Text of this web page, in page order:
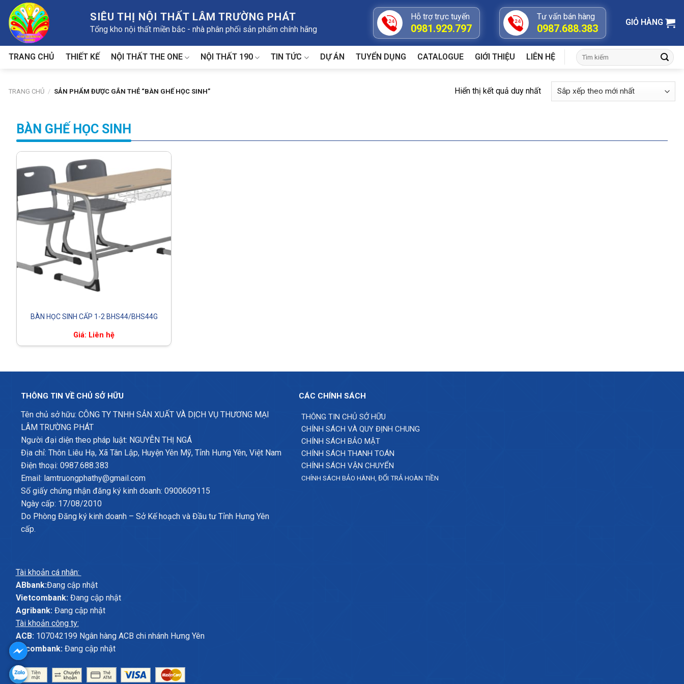
Skip
content
SIÊU THỊ NỘI THẤT LÂM TRƯỜNG PHÁT
Tổng kho nội thất miền bắc - nhà phân phối sản phẩm chính hãng
Hỗ trợ trực tuyến
0981.929.797
Tư vấn bán hàng
0987.688.383
GIỎ HÀNG
TRANG CHỦ THIẾT KẾ NỘI THẤT THE ONE NỘI THẤT 190 TIN TỨC DỰ ÁN TUYỂN DỤNG CATALOGUE GIỚI THIỆU LIÊN HỆ
Tìm
kiếm:
TRANG CHỦ / SẢN PHẨM ĐƯỢC GẮN THẺ “BÀN GHẾ HỌC SINH” Hiển thị kết quả duy nhất
BÀN GHẾ HỌC SINH
BÀN HỌC SINH CẤP 1-2 BHS44/BHS44G
Giá: Liên hệ
THÔNG TIN VỀ CHỦ SỞ HỮU
Tên chủ sở hữu: CÔNG TY TNHH SẢN XUẤT VÀ DỊCH VỤ THƯƠNG MẠI
LÂM TRƯỜNG PHÁT
Người đại diện theo pháp luật: NGUYỄN THỊ NGÁ
Địa chỉ: Thôn Liêu Hạ, Xã Tân Lập, Huyện Yên Mỹ, Tỉnh Hưng Yên, Việt Nam
Điện thoại: 0987.688.383
Email: lamtruongphathy@gmail.com
Số giấy chứng nhận đăng ký kinh doanh: 0900609115
Ngày cấp: 17/08/2010
Do Phòng Đăng ký kinh doanh – Sở Kế hoạch và Đầu tư Tỉnh Hưng Yên
cấp.
CÁC CHÍNH SÁCH
THÔNG TIN CHỦ SỞ HỮU
CHÍNH SÁCH VÀ QUY ĐỊNH CHUNG
CHÍNH SÁCH BẢO MẬT
CHÍNH SÁCH THANH TOÁN
CHÍNH SÁCH VẬN CHUYỂN
CHÍNH SÁCH BẢO HÀNH, ĐỔI TRẢ HOÀN TIỀN
Tài khoản cá nhân:
ABbank:Đang cập nhật
Vietcombank:Đang cập nhật
Agribank:Đang cập nhật
Tài khoản công ty:
ACB:107042199 Ngân hàng ACB chi nhánh Hưng Yên
Sacombank:Đang cập nhật